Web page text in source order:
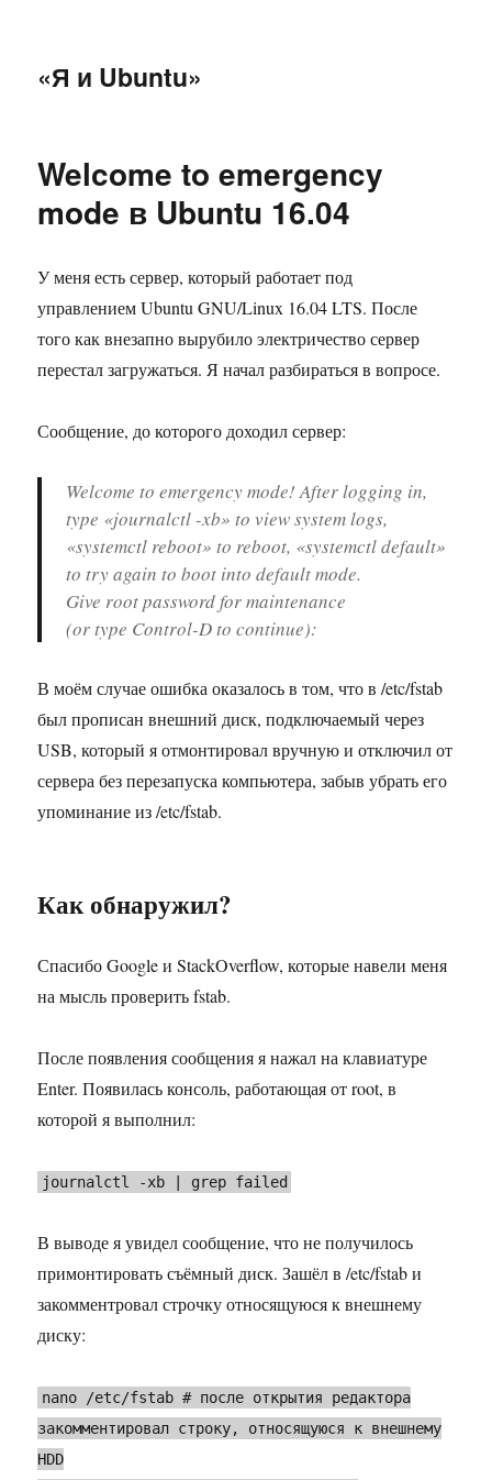
«Я и Ubuntu»
Welcome to emergency
mode в Ubuntu 16.04
У меня есть сервер, который работает под
управлением Ubuntu GNU/Linux 16.04 LTS. После
того как внезапно вырубило электричество сервер
перестал загружаться. Я начал разбираться в вопросе.
Сообщение, до которого доходил сервер:
Welcome to emergency mode! After logging in,
type «journalctl -xb» to view system logs,
«systemctl reboot» to reboot, «systemctl default»
to try again to boot into default mode.
Give root password for maintenance
(or type Control-D to continue):
В моём случае ошибка оказалось в том, что в /etc/fstab
был прописан внешний диск, подключаемый через
USB, который я отмонтировал вручную и отключил от
сервера без перезапуска компьютера, забыв убрать его
упоминание из /etc/fstab.
Как обнаружил?
Спасибо Google и StackOverflow, которые навели меня
на мысль проверить fstab.
После появления сообщения я нажал на клавиатуре
Enter. Появилась консоль, работающая от root, в
которой я выполнил:
journalctl -xb | grep failed
В выводе я увидел сообщение, что не получилось
примонтировать съёмный диск. Зашёл в /etc/fstab и
закомментровал строчку относящуюся к внешнему
диску:
nano /etc/fstab # после открытия редактора
закомментировал строку, относящуюся к внешнему
HDD